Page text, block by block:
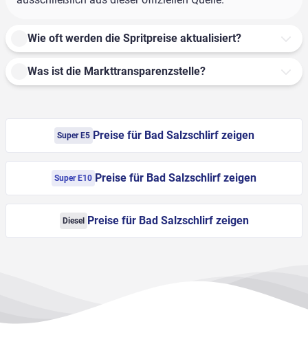
Wie oft werden die Spritpreise aktualisiert?
Was ist die Markttransparenzstelle?
Super E5 Preise für Bad Salzschlirf zeigen
Super E10 Preise für Bad Salzschlirf zeigen
Diesel Preise für Bad Salzschlirf zeigen